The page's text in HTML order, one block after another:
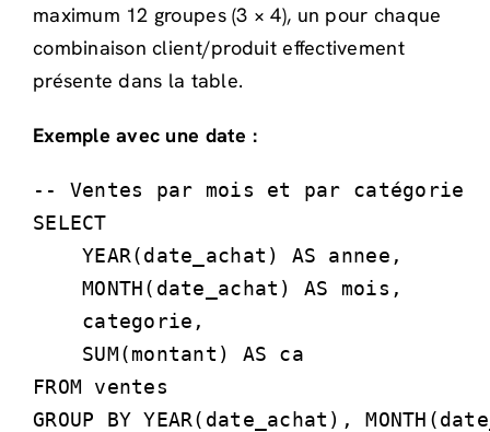
maximum 12 groupes (3 × 4), un pour chaque
combinaison client/produit effectivement
présente dans la table.
Exemple avec une date :
-- Ventes par mois et par catégorie
SELECT
    YEAR(date_achat) AS annee,
    MONTH(date_achat) AS mois,
    categorie,
    SUM(montant) AS ca
FROM ventes
GROUP BY YEAR(date_achat),